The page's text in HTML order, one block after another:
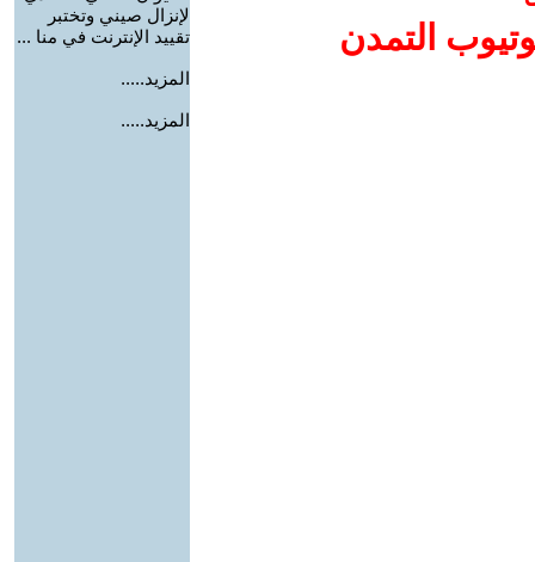
التمدن
لإنزال صيني وتختبر
تقييد الإنترنت في منا ...
المزيد.....
المزيد.....